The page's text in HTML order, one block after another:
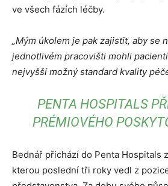
ve všech fázích léčby.
„Mým úkolem je pak zajistit, aby se
jednotlivém pracovišti mohli
nejvyšší možný standard kvality p
PENTA HOSPITALS
PRÉMIOVÉHO
Bednář přichází do Penta Hospitals
kterou poslední tři roky vedl z